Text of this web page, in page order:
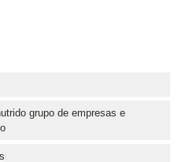
grupo de empresas e